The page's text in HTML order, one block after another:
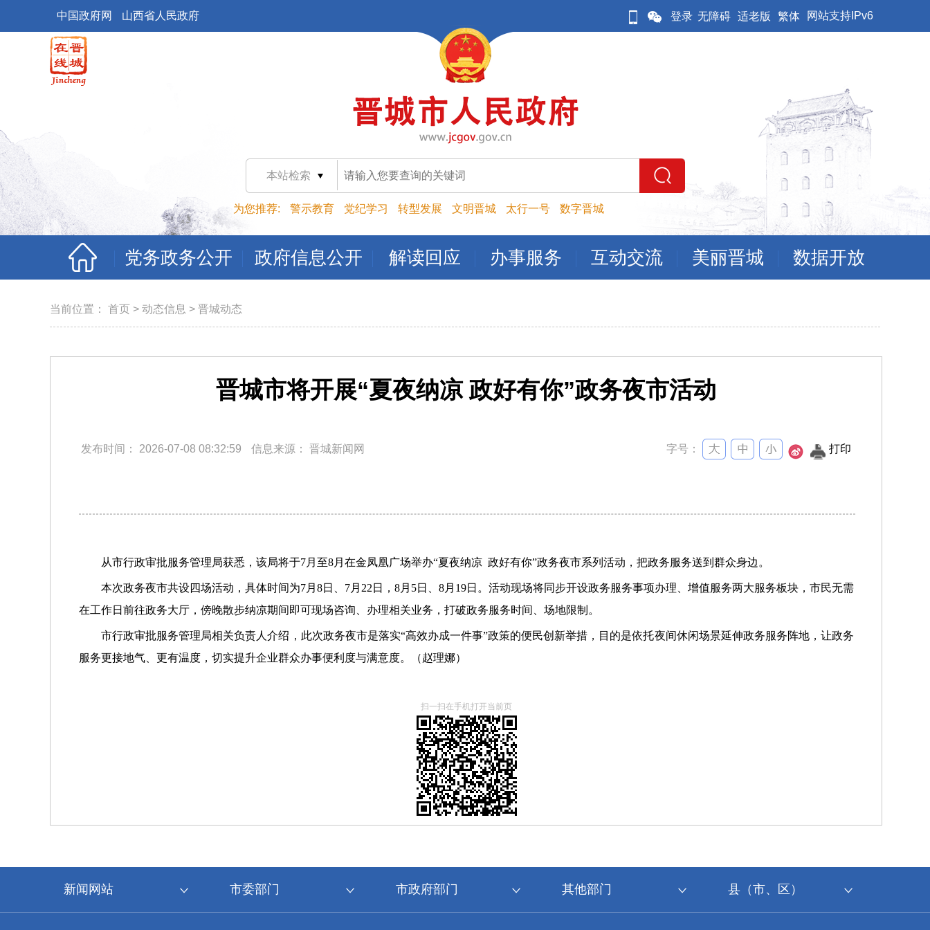
中国政府网 山西省人民政府 登录 无障碍 适老版 繁体 网站支持IPv6
本站检索
为您推荐: 警示教育 党纪学习 转型发展 文明晋城 太行一号 数字晋城
党务政务公开 政府信息公开 解读回应 办事服务 互动交流 美丽晋城 数据开放
当前位置： 首页 > 动态信息 > 晋城动态
晋城市将开展“夏夜纳凉 政好有你”政务夜市活动
发布时间： 2026-07-08 08:32:59 信息来源： 晋城新闻网 字号： 打印
从市行政审批服务管理局获悉，该局将于7月至8月在金凤凰广场举办“夏夜纳凉 政好有你”政务夜市系列活动，把政务服务送到群众身边。
本次政务夜市共设四场活动，具体时间为7月8日、7月22日，8月5日、8月19日。活动现场将同步开设政务服务事项办理、增值服务两大服务板块，市民无需
在工作日前往政务大厅，傍晚散步纳凉期间即可现场咨询、办理相关业务，打破政务服务时间、场地限制。
市行政审批服务管理局相关负责人介绍，此次政务夜市是落实“高效办成一件事”政策的便民创新举措，目的是依托夜间休闲场景延伸政务服务阵地，让政务
服务更接地气、更有温度，切实提升企业群众办事便利度与满意度。（赵理娜）
扫一扫在手机打开当前页
新闻网站 市委部门 市政府部门 其他部门 县（市、区）